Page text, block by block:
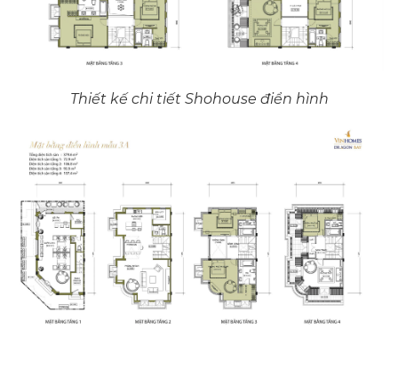
Thiết kế chi tiết Shohouse điển hình